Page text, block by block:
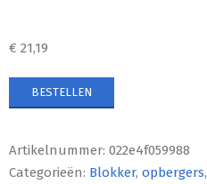
€ 21,19
BESTELLEN
Artikelnummer: 022e4f059988
Categorieën: Blokker, opbergers,